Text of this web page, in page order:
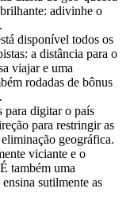
adivinhe o
disponível todos os
a distância para o
viajar e uma
rodadas de bônus
para digitar o país
para restringir as
geográfica.
viciante e o
também uma
sutilmente as